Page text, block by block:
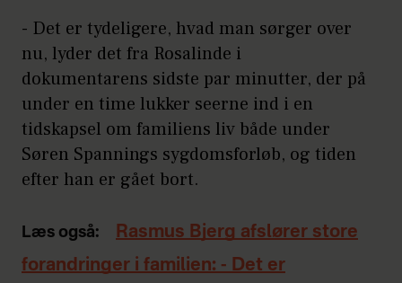
- Det er tydeligere, hvad man sørger over
nu, lyder det fra Rosalinde i
dokumentarens sidste par minutter, der på
under en time lukker seerne ind i en
tidskapsel om familiens liv både under
Søren Spannings sygdomsforløb, og tiden
efter han er gået bort.
Læs også:
Rasmus Bjerg afslører store
forandringer i familien: - Det er